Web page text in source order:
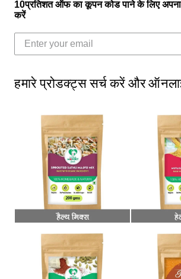
10प्रतिशत ऑफ का कूपन कोड पाने के लिए
करें
हमारे प्रोडक्ट्स सर्च करें और